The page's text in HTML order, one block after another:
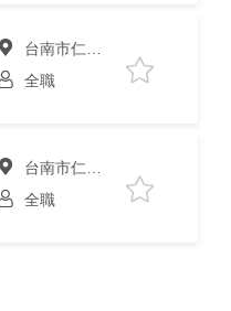
台南市仁德區
全職
台南市仁德區
全職